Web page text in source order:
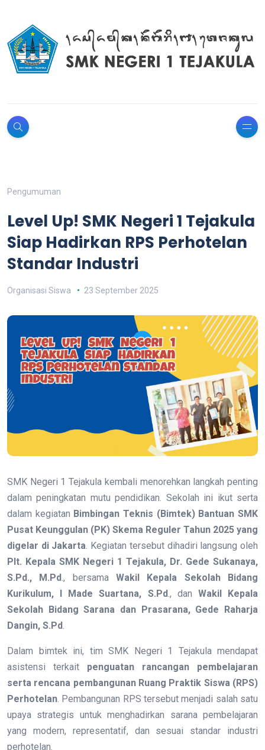
Pengumuman
Level Up! SMK Negeri 1 Tejakula
Siap Hadirkan RPS Perhotelan
Standar Industri
Organisasi Siswa 23 September 2025
SMK Negeri 1 Tejakula kembali menorehkan langkah penting
dalam peningkatan mutu pendidikan. Sekolah ini ikut serta
dalam kegiatan Bimbingan Teknis (Bimtek) Bantuan SMK
Pusat Keunggulan (PK) Skema Reguler Tahun 2025 yang
digelar di Jakarta. Kegiatan tersebut dihadiri langsung oleh
Plt. Kepala SMK Negeri 1 Tejakula, Dr. Gede Sukanaya,
S.Pd., M.Pd., bersamaWakil Kepala Sekolah Bidang
Kurikulum, I Made Suartana, S.Pd., dan Wakil Kepala
Sekolah Bidang Sarana dan Prasarana, Gede Raharja
Dangin, S.Pd.
Dalam bimtek ini, tim SMK Negeri 1 Tejakula mendapat
asistensi terkait penguatan rancangan pembelajaran
serta rencana pembangunan Ruang Praktik Siswa (RPS)
Perhotelan. Pembangunan RPS tersebut menjadi salah satu
upaya strategis untuk menghadirkan sarana pembelajaran
yang modern, representatif, dan sesuai standar industri
perhotelan.